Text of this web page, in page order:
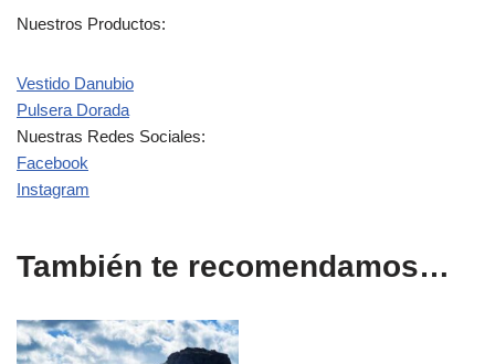
Nuestros Productos:
Vestido Danubio
Pulsera Dorada
Nuestras Redes Sociales:
Facebook
Instagram
También te recomendamos…